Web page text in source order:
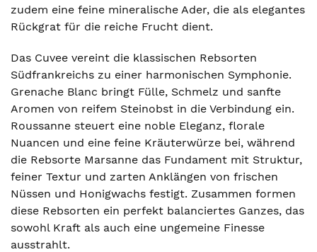
zudem eine feine mineralische Ader, die als elegantes
Rückgrat für die reiche Frucht dient.
Das Cuvee vereint die klassischen Rebsorten
Südfrankreichs zu einer harmonischen Symphonie.
Grenache Blanc bringt Fülle, Schmelz und sanfte
Aromen von reifem Steinobst in die Verbindung ein.
Roussanne steuert eine noble Eleganz, florale
Nuancen und eine feine Kräuterwürze bei, während
die Rebsorte Marsanne das Fundament mit Struktur,
feiner Textur und zarten Anklängen von frischen
Nüssen und Honigwachs festigt. Zusammen formen
diese Rebsorten ein perfekt balanciertes Ganzes, das
sowohl Kraft als auch eine ungemeine Finesse
ausstrahlt.